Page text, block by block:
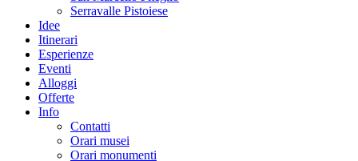
Serravalle Pistoiese
Idee
Itinerari
Esperienze
Eventi
Alloggi
Offerte
Info
Contatti
Orari musei
Orari monumenti